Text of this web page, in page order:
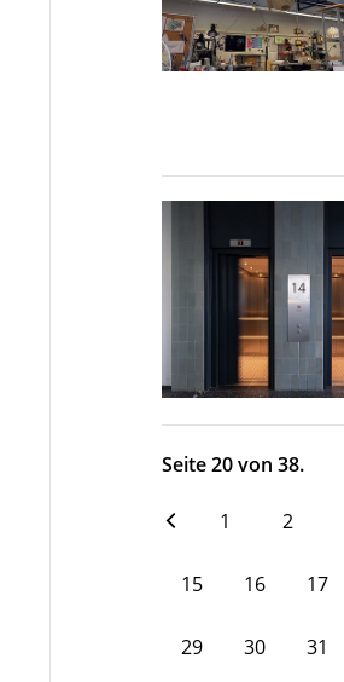
Seite 20 von 38.
1 2
15 16 17
29 30 31